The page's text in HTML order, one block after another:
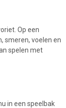
Op een
smeren, voelen en
spelen met
in een speelbak